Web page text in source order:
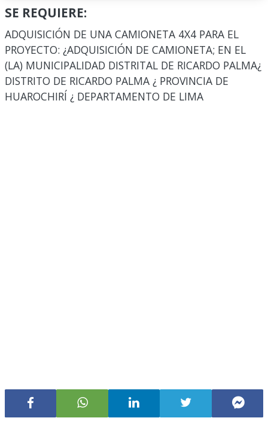
SE REQUIERE:
ADQUISICIÓN DE UNA CAMIONETA 4X4 PARA EL
PROYECTO: ¿ADQUISICIÓN DE CAMIONETA; EN EL
(LA) MUNICIPALIDAD DISTRITAL DE RICARDO PALMA¿
DISTRITO DE RICARDO PALMA ¿ PROVINCIA DE
HUAROCHIRÍ ¿ DEPARTAMENTO DE LIMA